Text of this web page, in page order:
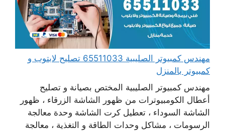
مهندس كمبيوتر الصليبية 65511033 تصليح لابتوب و
كمبيوتر بالمنزل
مهندس كمبيوتر الصليبية المختص بصيانة و تصليح
أعطال الكومبيوترات من ظهور الشاشة الزرقاء ، ظهور
الشاشة السوداء ، تعطيل كرت الشاشة وحدة معالجة
الرسومات ، مشاكل وحدات الطاقة و التغذية ، معالجة